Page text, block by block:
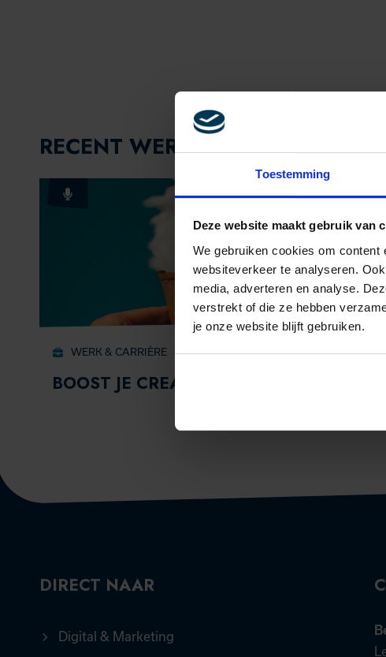
Toestemming
Deze website maakt gebruik van
We gebruiken cookies om
websiteverkeer te analyseren.
media, adverteren en analyse.
verstrekt of die ze hebben
je onze website blijft gebruiken.
RECENT WERK
WERK & CARRIÈRE
BOOST JE CREATIVITEIT
DIRECT NAAR
Digital & Marketing